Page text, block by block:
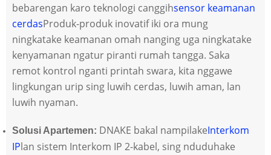
bebarengan karo teknologi canggihsensor keamanan
cerdasProduk-produk inovatif iki ora mung
ningkatake keamanan omah nanging uga ningkatake
kenyamanan ngatur piranti rumah tangga. Saka
remot kontrol nganti printah swara, kita nggawe
lingkungan urip sing luwih cerdas, luwih aman, lan
luwih nyaman.
Solusi Apartemen: DNAKE bakal nampilakeInterkom
IPlan sistem Interkom IP 2-kabel, sing nduduhake